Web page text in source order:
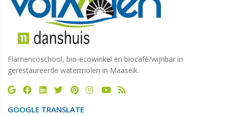
Flamencoschool, bio-ecowinkel en biocafé/wijnbar in
gerestaureerde watermolen in Maaseik.
GOOGLE TRANSLATE